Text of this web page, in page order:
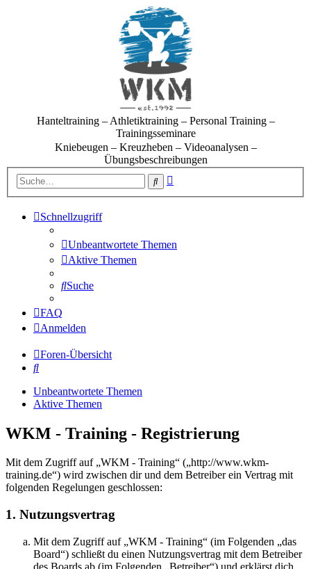
Hanteltraining – Athletiktraining – Personal Training –
Trainingsseminare
Kniebeugen – Kreuzheben – Videoanalysen –
Übungsbeschreibungen
Suche
Schnellzugriff
Unbeantwortete Themen
Aktive Themen
Suche
FAQ
Anmelden
Foren-Übersicht
Suche
Unbeantwortete Themen
Aktive Themen
WKM - Training - Registrierung
Mit dem Zugriff auf „WKM - Training“ („http://www.wkm-
training.de“) wird zwischen dir und dem Betreiber ein Vertrag mit
folgenden Regelungen geschlossen:
1. Nutzungsvertrag
Mit dem Zugriff auf „WKM - Training“ (im Folgenden „das
Board“) schließt du einen Nutzungsvertrag mit dem Betreiber
des Boards ab (im Folgenden „Betreiber“) und erklärst dich